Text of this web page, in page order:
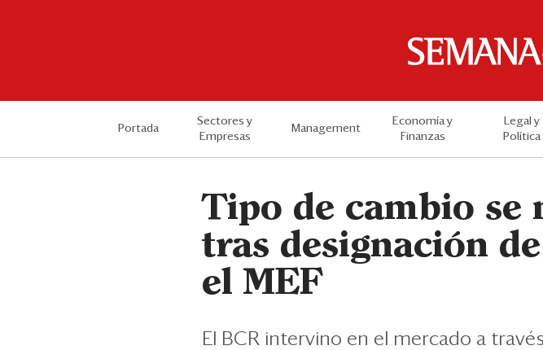
Portada
Sectores y
Empresas
Management
Economía y
Finanzas
Legal y
Política
Tipo de cambio se
tras designación
el MEF
El BCR intervino en el mercado a